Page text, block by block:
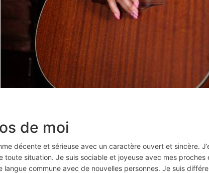
de moi
décente et sérieuse avec un caractère ouvert et sincère.
toute situation. Je suis sociable et joyeuse avec mes proches
langue commune avec de nouvelles personnes. Je suis